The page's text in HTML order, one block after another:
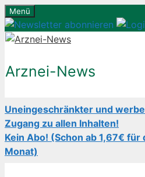
Zum
Inhalt
springen
Menü
Arznei-News
Uneingeschränkter und
Zugang zu allen Inhalten!
Kein Abo! (Schon ab 1,67€ für
Monat)